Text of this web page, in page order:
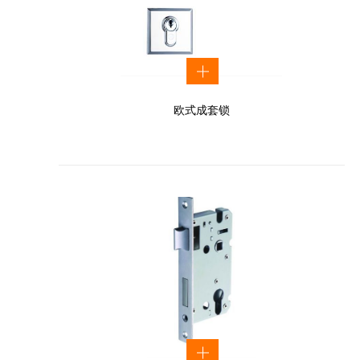
欧式成套锁